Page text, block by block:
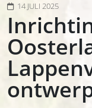
14 JULI 2025